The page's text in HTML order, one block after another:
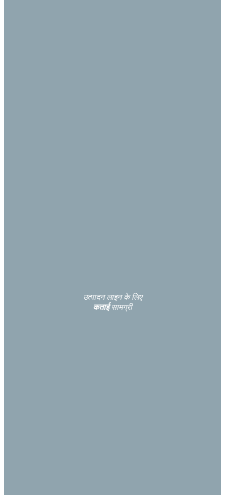
उत्पादन लाइन के लिए
कताईसामग्री